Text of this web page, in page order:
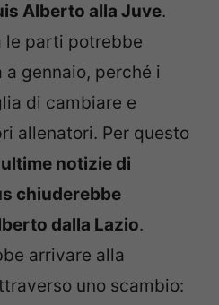
Alberto alla Juve.
le parti potrebbe
gennaio, perché i
di cambiare e
allenatori. Per questo
ultime notizie di
chiuderebbe
dalla Lazio.
arrivare alla
uno scambio: